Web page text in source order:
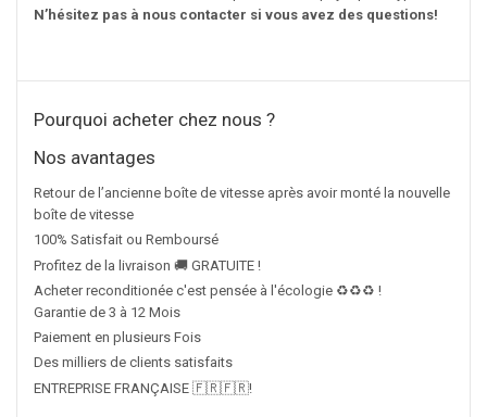
N’hésitez pas à nous contacter si vous avez des questions!
Pourquoi acheter chez nous ?
Nos avantages
Retour de l’ancienne boîte de vitesse après avoir monté la nouvelle
boîte de vitesse
100% Satisfait ou Remboursé
Profitez de la livraison 🚚 GRATUITE !
Acheter reconditionée c'est pensée à l'écologie ♻️♻️♻️ !
Garantie de 3 à 12 Mois
Paiement en plusieurs Fois
Des milliers de clients satisfaits
ENTREPRISE FRANÇAISE 🇫🇷🇫🇷!